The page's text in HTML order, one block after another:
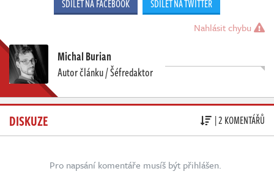
SDÍLET NA FACEBOOK SDÍLET NA TWITTER
Nahlásit chybu
Michal Burian
Autor článku / Šéfredaktor
DISKUZE | 2 KOMENTÁŘŮ
Pro napsání komentáře musíš být přihlášen.